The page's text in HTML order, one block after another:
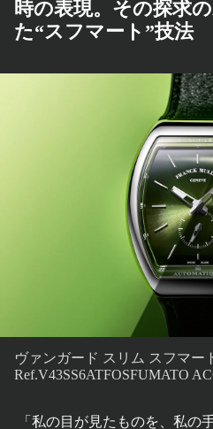
時の表現。その探求
た“スフマート”技法
ヴァンガード スリム スフマー
Ref.V43SS6ATFOSFUMATO
「私の目が見たものを、私の